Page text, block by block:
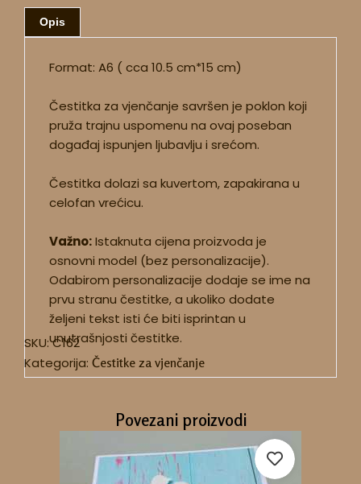
Opis
Format: A6 ( cca 10.5 cm*15 cm)
Čestitka za vjenčanje savršen je poklon koji
pruža trajnu uspomenu na ovaj poseban
događaj ispunjen ljubavlju i srećom.
Čestitka dolazi sa kuvertom, zapakirana u
celofan vrećicu.
Važno:Istaknuta cijena proizvoda je
osnovni model (bez personalizacije).
Odabirom personalizacije dodaje se ime na
prvu stranu čestitke, a ukoliko dodate
željeni tekst isti će biti isprintan u
unutrašnjosti čestitke.
SKU:C162
Kategorija: Čestitke za vjenčanje
Povezani proizvodi